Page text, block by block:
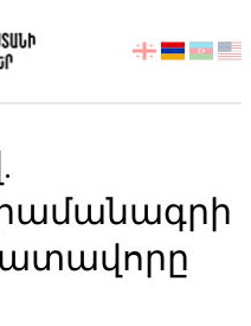
აირჩიეთ